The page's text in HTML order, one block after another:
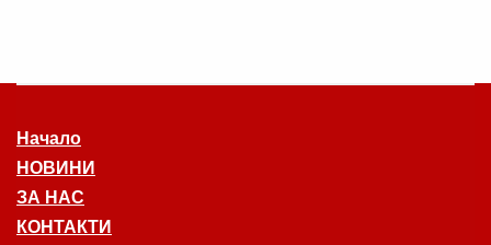
Начало
НОВИНИ
ЗА НАС
КОНТАКТИ